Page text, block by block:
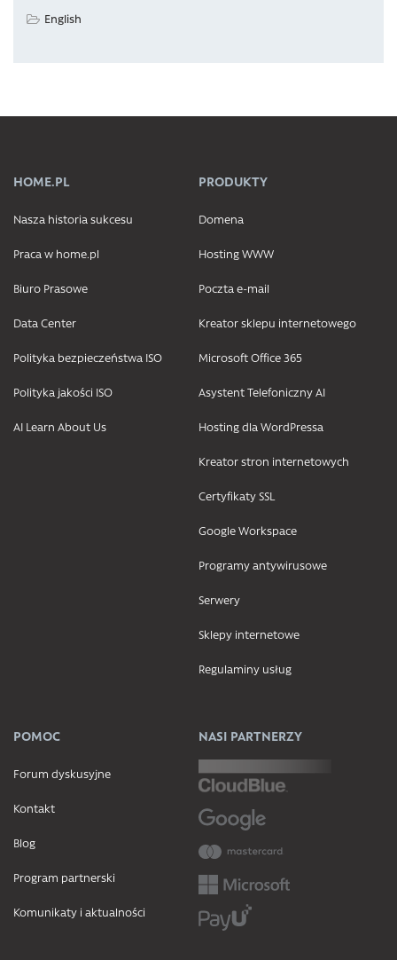
English
HOME.PL
Nasza historia sukcesu
Praca w home.pl
Biuro Prasowe
Data Center
Polityka bezpieczeństwa ISO
Polityka jakości ISO
AI Learn About Us
PRODUKTY
Domena
Hosting WWW
Poczta e-mail
Kreator sklepu internetowego
Microsoft Office 365
Asystent Telefoniczny AI
Hosting dla WordPressa
Kreator stron internetowych
Certyfikaty SSL
Google Workspace
Programy antywirusowe
Serwery
Sklepy internetowe
Regulaminy usług
POMOC
Forum dyskusyjne
Kontakt
Blog
Program partnerski
Komunikaty i aktualności
NASI PARTNERZY